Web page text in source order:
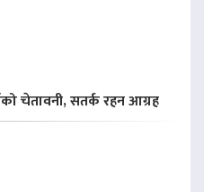
चेतावनी, सतर्क रहन आग्रह